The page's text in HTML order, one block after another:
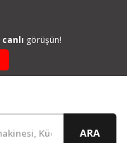
canlı görüşün!
ARA